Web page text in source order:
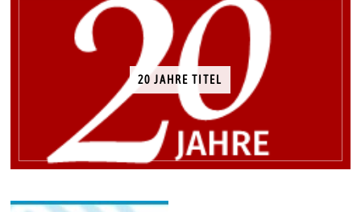
20 JAHRE TITEL